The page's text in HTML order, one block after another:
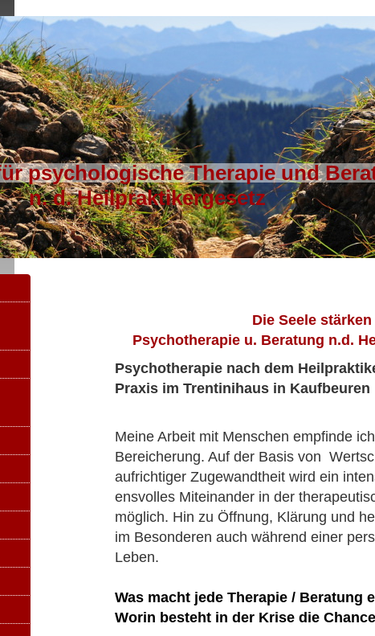
Therapie und
Die Seelestärken
Psychotherapie u. Beratung n.d.
Psychotherapie nach dem
Praxis im Trentinihaus in Kaufbeuren
Meine Arbeit mit Menschen empfinde
Bereicherung. Auf der Basis von
aufrichtiger Zugewandtheit wird ein
ensvolles Miteinander in der
möglich. Hin zu Öffnung, Klärung und
im Besonderen auch während einer
Leben.
Was macht jede Therapie / Beratung
Worin besteht in der Krise die